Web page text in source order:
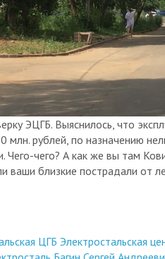
ЭЦГБ. Выяснилось, что
рублей, по назначению
чего? А как же вы там
ваши близкие пострадали от
ЦГБ Электростальская